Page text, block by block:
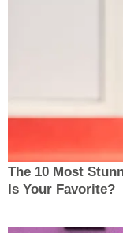
The 10 Most
Is Your Favorite?